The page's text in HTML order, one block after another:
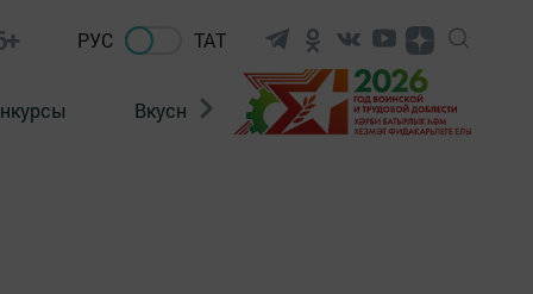
РУС ТАТ
Вкусности Фотогалерея